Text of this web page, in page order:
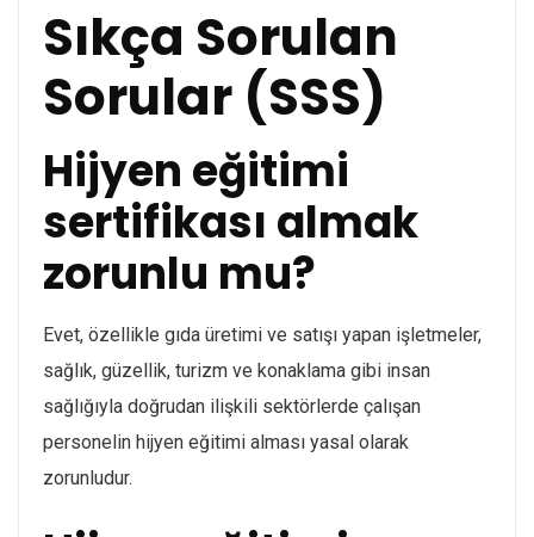
Sıkça Sorulan
Sorular (SSS)
Hijyen eğitimi
sertifikası almak
zorunlu mu?
Evet, özellikle gıda üretimi ve satışı yapan işletmeler,
sağlık, güzellik, turizm ve konaklama gibi insan
sağlığıyla doğrudan ilişkili sektörlerde çalışan
personelin hijyen eğitimi alması yasal olarak
zorunludur.